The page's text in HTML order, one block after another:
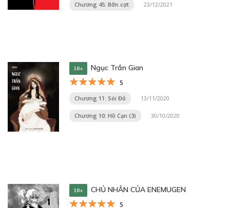
Chương 45: Bỡn cợt 23/12/2021
18+ Ngục Trần Gian
5
Chương 11: Sói Đỏ 13/11/2020
Chương 10: Hồ Cạn (3) 30/10/2020
18+ CHỦ NHÂN CỦA ENEMUGEN
5